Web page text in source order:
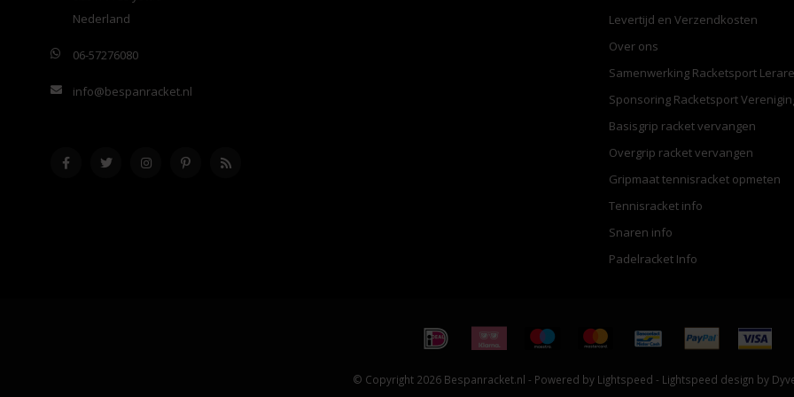
Nederland
06-57276080
info@bespanracket.nl
Levertijd en Verzendkosten
Over ons
Samenwerking Racketsport
Sponsoring Racketsport
Basisgrip racket vervangen
Overgrip racket vervangen
Gripmaat tennisracket opmeten
Tennisracket info
Snaren info
Padelracket Info
© Copyright 2026 Bespanracket.nl - Powered by Lightspeed - Lightspeed design by